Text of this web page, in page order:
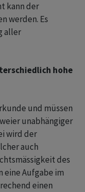
kann der
werden. Es
aller
hohe
und müssen
unabhängiger
wird der
auch
des
Aufgabe im
einen